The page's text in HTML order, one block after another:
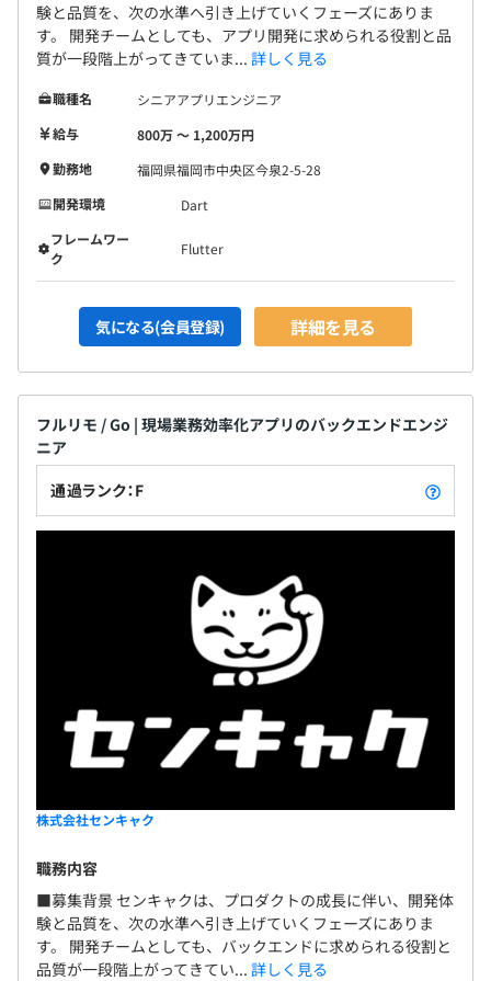
験と品質を、次の水準へ引き上げていくフェーズにありま
す。 開発チームとしても、アプリ開発に求められる役割と品
質が一段階上がってきていま... 詳しく見る
職種名
シニアアプリエンジニア
給与
800万 〜 1,200万円
勤務地
福岡県福岡市中央区今泉2-5-28
開発環境
Dart
フレームワー
ク
Flutter
気になる(会員登録) 詳細を見る
フルリモ / Go | 現場業務効率化アプリのバックエンドエンジ
ニア
通過ランク：F
株式会社センキャク
職務内容
■募集背景 センキャクは、プロダクトの成長に伴い、開発体
験と品質を、次の水準へ引き上げていくフェーズにありま
す。 開発チームとしても、バックエンドに求められる役割と
品質が一段階上がってきてい... 詳しく見る